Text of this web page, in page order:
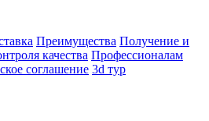
Преимущества Получение и
качества Профессионалам
соглашение 3d тур